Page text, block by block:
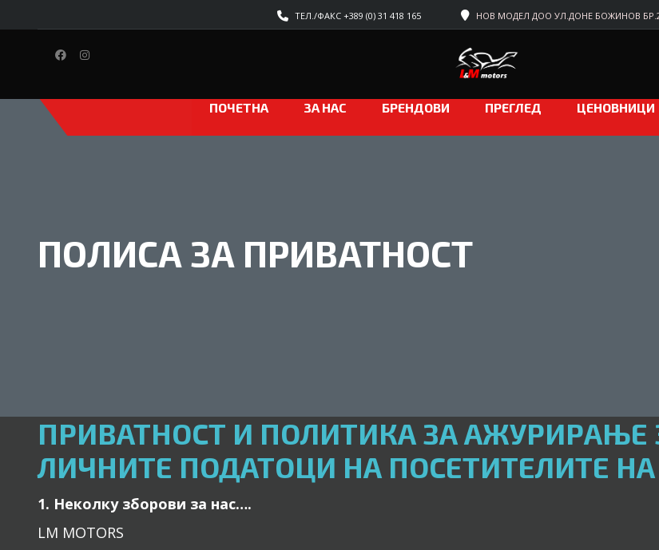
НОВ МОДЕЛ ДОО УЛ.ДОНЕ БОЖИНОВ
ТЕЛ./ФАКС +389 (0) 31 418 165
ПОЧЕТНА ЗА НАС БРЕНДОВИ ПРЕГЛЕД ЦЕНОВНИЦИ
ПОЛИСА ЗА ПРИВАТНОСТ
ПРИВАТНОСТ И ПОЛИТИКА ЗА АЖУРИРАЊЕ
ЛИЧНИТЕ ПОДАТОЦИ НА ПОСЕТИТЕЛИТЕ НА
1. Неколку зборови за нас….
LM MOTORS